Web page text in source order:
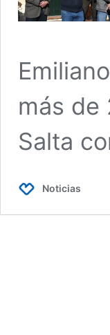
más de
Salta
Noticias